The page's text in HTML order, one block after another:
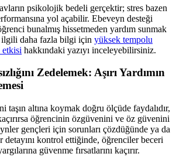
psikolojik bedeli gerçektir; stres bazen
yol açabilir. Ebeveyn desteği
bunalmış hissetmeden yardım sunmak
daha fazla bilgi için yüksek tempolu
etkisi hakkındaki yazıyı inceleyebilirsiniz.
Zedelemek: Aşırı Yardımın
taşın altına koymak doğru ölçüde faydalıdır,
öğrencinin özgüvenini ve öz güvenini
gençleri için sorunları çözdüğünde ya da
detayını kontrol ettiğinde, öğrenciler beceri
güvenme fırsatlarını kaçırır.